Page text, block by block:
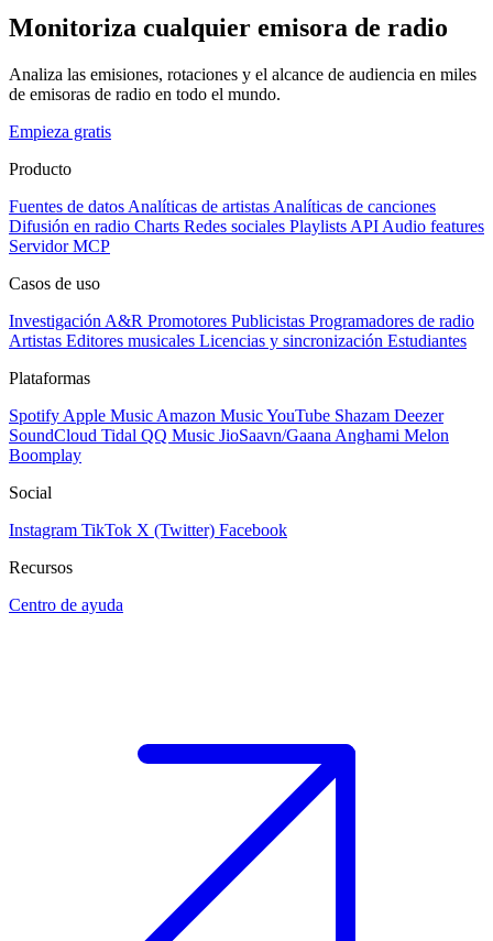
Monitoriza cualquier emisora de radio
Analiza las emisiones, rotaciones y el alcance de audiencia en miles
de emisoras de radio en todo el mundo.
Empieza gratis
Producto
Fuentes de datos Analíticas de artistas Analíticas de canciones
Difusión en radio Charts Redes sociales Playlists API Audio features
Servidor MCP
Casos de uso
Investigación A&R Promotores Publicistas Programadores de radio
Artistas Editores musicales Licencias y sincronización Estudiantes
Plataformas
Spotify Apple Music Amazon MusicYouTube Shazam Deezer
SoundCloud Tidal QQ Music JioSaavn/Gaana Anghami Melon
Boomplay
Social
Instagram TikTok X (Twitter) Facebook
Recursos
Centro de ayuda